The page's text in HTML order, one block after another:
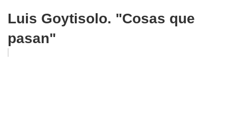
Luis Goytisolo. "Cosas que
pasan"